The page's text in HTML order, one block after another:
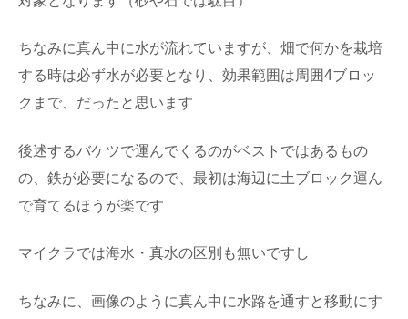
ちなみに真ん中に水が流れていますが、畑で何かを栽培
する時は必ず水が必要となり、効果範囲は周囲4ブロッ
クまで、だったと思います
後述するバケツで運んでくるのがベストではあるもの
の、鉄が必要になるので、最初は海辺に土ブロック運ん
で育てるほうが楽です
マイクラでは海水・真水の区別も無いですし
ちなみに、画像のように真ん中に水路を通すと移動にす